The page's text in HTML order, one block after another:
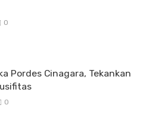
0
Pordes Cinagara, Tekankan
0